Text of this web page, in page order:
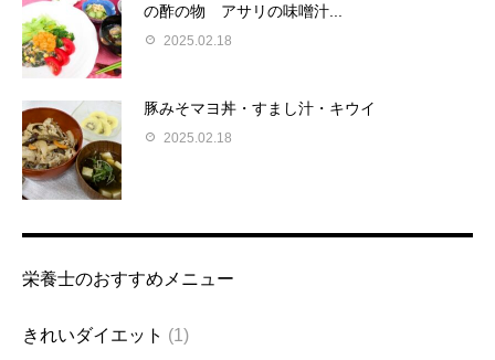
の酢の物 アサリの味噌汁...
2025.02.18
豚みそマヨ丼・すまし汁・キウイ
2025.02.18
栄養士のおすすめメニュー
きれいダイエット (1)